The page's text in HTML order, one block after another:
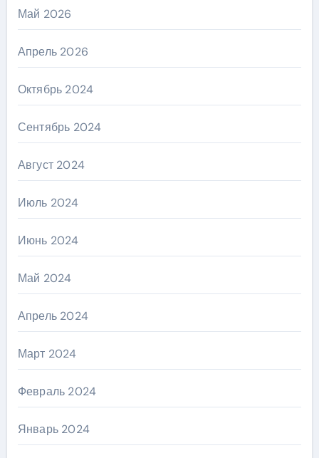
Май 2026
Апрель 2026
Октябрь 2024
Сентябрь 2024
Август 2024
Июль 2024
Июнь 2024
Май 2024
Апрель 2024
Март 2024
Февраль 2024
Январь 2024